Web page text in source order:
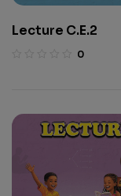
Lecture C.E.2
0